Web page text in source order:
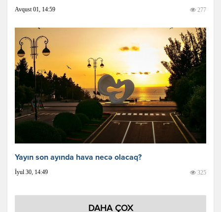
Avqust 01, 14:59 277
Yayın son ayında hava necə olacaq?
İyul 30, 14:49 325
DAHA ÇOX